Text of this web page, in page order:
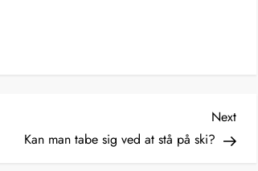
Post
Next
Kan man tabe sig ved at stå på ski?